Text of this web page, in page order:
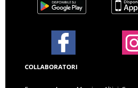
COLLABORATORI